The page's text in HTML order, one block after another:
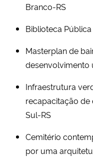
Branco-RS
Biblioteca
Masterplan de
desenvolvimento
Infraestrutura
recapacitação de
Sul-RS
Cemitério
por uma